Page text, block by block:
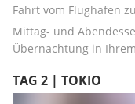
Fahrt vom Flughafen
Mittag- und
Übernachtung in
TAG 2 | TOKIO